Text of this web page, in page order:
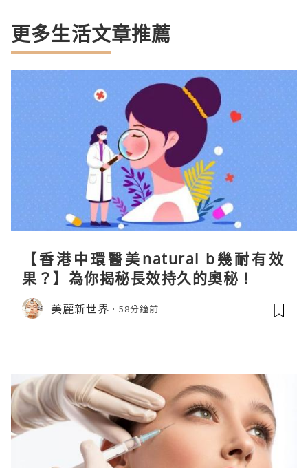
更多生活文章推薦
【香港中環醫美natural b幾耐有效
果？】為你揭秘長效持久的奧秘！
美麗新世界 58分鐘前